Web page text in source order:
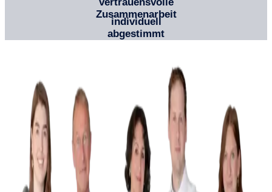
Zusammenarbeit
individuell
abgestimmt